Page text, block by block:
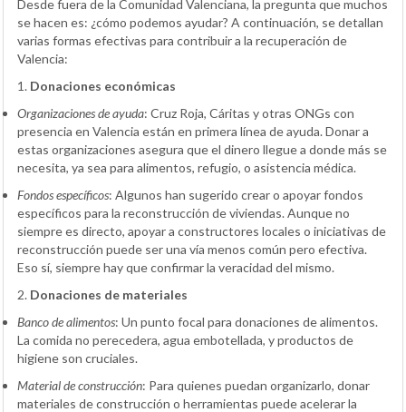
Desde fuera de la Comunidad Valenciana, la pregunta que muchos
se hacen es: ¿cómo podemos ayudar? A continuación, se detallan
varias formas efectivas para contribuir a la recuperación de
Valencia:
1. Donaciones económicas
Organizaciones de ayuda: Cruz Roja, Cáritas y otras ONGs con
presencia en Valencia están en primera línea de ayuda. Donar a
estas organizaciones asegura que el dinero llegue a donde más se
necesita, ya sea para alimentos, refugio, o asistencia médica.
Fondos específicos: Algunos han sugerido crear o apoyar fondos
específicos para la reconstrucción de viviendas. Aunque no
siempre es directo, apoyar a constructores locales o iniciativas de
reconstrucción puede ser una vía menos común pero efectiva.
Eso sí, siempre hay que confirmar la veracidad del mismo.
2. Donaciones de materiales
Banco de alimentos: Un punto focal para donaciones de alimentos.
La comida no perecedera, agua embotellada, y productos de
higiene son cruciales.
Material de construcción: Para quienes puedan organizarlo, donar
materiales de construcción o herramientas puede acelerar la